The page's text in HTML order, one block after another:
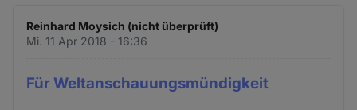
Reinhard Moysich (nicht überprüft)
Mi. 11 Apr 2018 - 16:36
Für Weltanschauungsmündigkeit